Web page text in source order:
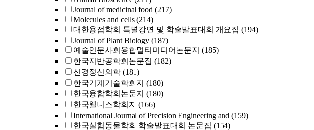
Journal of medicinal food (217)
Molecules and cells (214)
대한용접학회 특별강연 및 학술발표대회 개요집 (194)
Journal of Plant Biology (187)
예술인문사회융합멀티미디어논문지 (185)
한국지반공학회논문집 (182)
신경정신의학 (181)
한국기계기술학회지 (180)
한국융합학회논문지 (180)
한국웰니스학회지 (166)
International Journal of Precision Engineering and (159)
한국실험동물학회 학술발표대회 논문집 (154)